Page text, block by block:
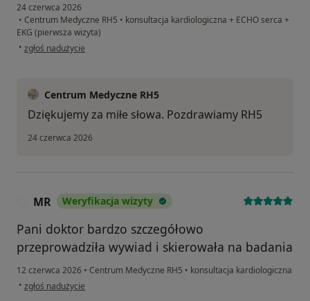
24 czerwca 2026
• Centrum Medyczne RH5 • konsultacja kardiologiczna + ECHO serca +
EKG (pierwsza wizyta)
• w opinii użytkownika Agnieszka K .
zgłoś nadużycie
Centrum Medyczne RH5
Dziękujemy za miłe słowa. Pozdrawiamy RH5
24 czerwca 2026
MR Weryfikacja wizyty
Pani doktor bardzo szczegółowo
przeprowadziła wywiad i skierowała na badania
12 czerwca 2026 • Centrum Medyczne RH5 • konsultacja kardiologiczna
• w opinii użytkownika MR
zgłoś nadużycie